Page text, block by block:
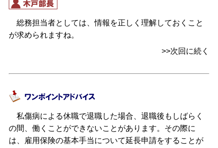
総務担当者としては、情報を正しく理解しておくこと
が求められますね。
>>次回に続く
私傷病による休職で退職した場合、退職後もしばらく
の間、働くことができないことがあります。その際に
は、雇用保険の基本手当について延長申請をすることが